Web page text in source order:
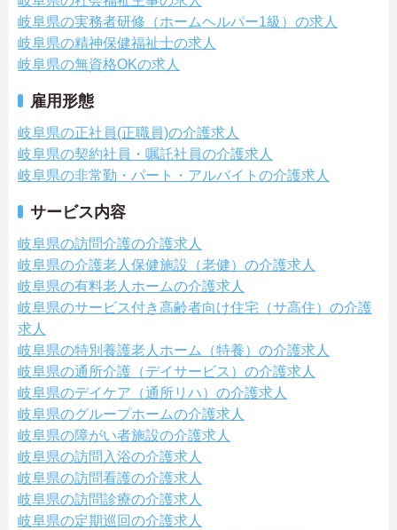
岐阜県の実務者研修（ホームヘルパー1級）の求人
岐阜県の精神保健福祉士の求人
岐阜県の無資格OKの求人
雇用形態
岐阜県の正社員(正職員)の介護求人
岐阜県の契約社員・嘱託社員の介護求人
岐阜県の非常勤・パート・アルバイトの介護求人
サービス内容
岐阜県の訪問介護の介護求人
岐阜県の介護老人保健施設（老健）の介護求人
岐阜県の有料老人ホームの介護求人
岐阜県のサービス付き高齢者向け住宅（サ高住）の介護
求人
岐阜県の特別養護老人ホーム（特養）の介護求人
岐阜県の通所介護（デイサービス）の介護求人
岐阜県のデイケア（通所リハ）の介護求人
岐阜県のグループホームの介護求人
岐阜県の障がい者施設の介護求人
岐阜県の訪問入浴の介護求人
岐阜県の訪問看護の介護求人
岐阜県の訪問診療の介護求人
岐阜県の定期巡回の介護求人